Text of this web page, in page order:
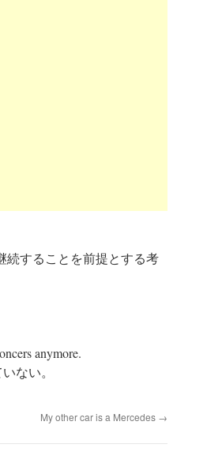
続することを前提とする考
anymore.
ない。
My other car is a Mercedes →